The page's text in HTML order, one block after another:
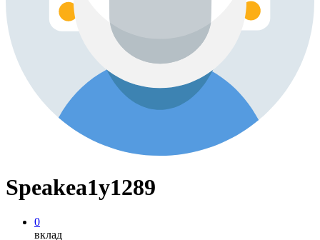
Speakea1y1289
0
вклад